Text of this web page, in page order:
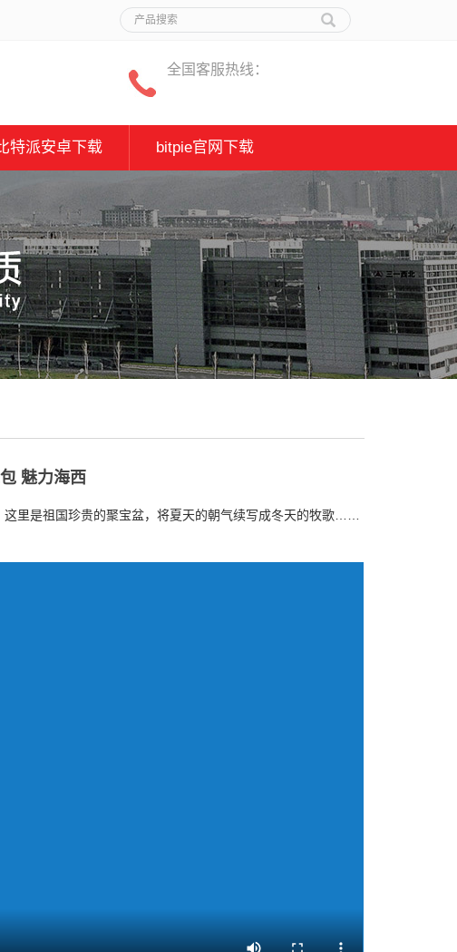
全国客服热线：
特派安卓下载 bitpie官网下载
魅力海西
里是祖国珍贵的聚宝盆，将夏天的朝气续写成冬天的牧歌……